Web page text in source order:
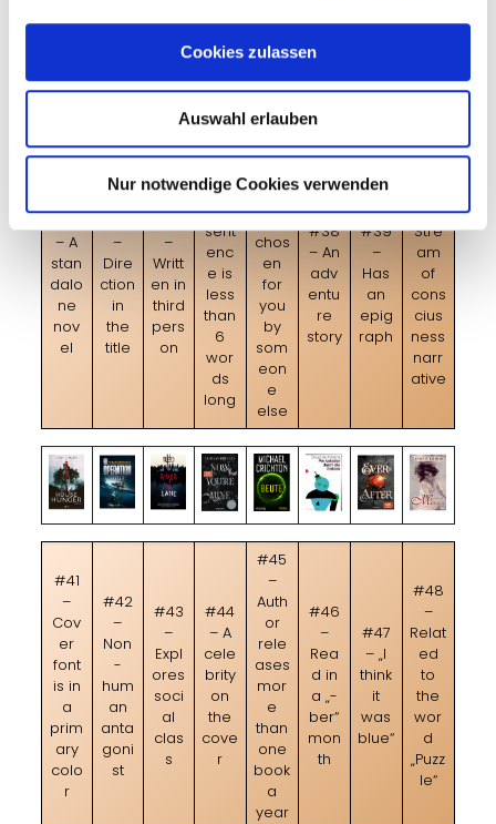
Cookies zulassen
Auswahl erlauben
Nur notwendige Cookies verwenden
#33
– A
stan
dalo
ne
nov
el
#34
–
Dire
ction
in
the
title
#35
–
Writt
en in
third
pers
on
–
Final
sent
enc
e is
less
than
6
wor
ds
long
#37
–
e
chos
en
for
you
by
som
eon
e
else
#38
– An
adv
entu
re
story
#39
–
Has
an
epig
raph
–
Stre
am
of
cons
cius
ness
narr
ative
#41
–
Cov
er
font
is in
a
prim
ary
colo
r
#42
–
Non
-
hum
an
anta
goni
st
#43
–
Expl
ores
soci
al
clas
s
#44
– A
cele
brity
on
the
cove
r
#45
–
Auth
or
rele
ases
mor
e
than
one
book
a
year
#46
–
Rea
d in
a „-
ber“
mon
th
#47
– „I
think
it
was
blue“
#48
–
Relat
ed
to
the
wor
d
„Puzz
le“